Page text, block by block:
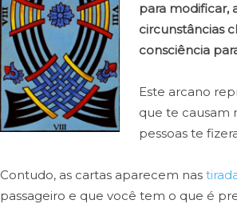
para modificar,
circunstâncias
consciência
Este arcano
que te causam
pessoas te
Contudo, as cartas aparecem nas
passageiro e que você tem o que é